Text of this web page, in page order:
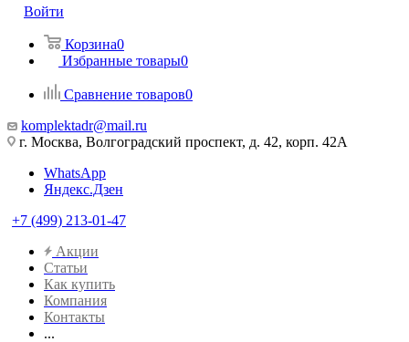
Войти
Корзина0
Избранные товары0
Сравнение товаров0
komplektadr@mail.ru
г. Москва, Волгоградский проспект, д. 42, корп. 42А
WhatsApp
Яндекс.Дзен
+7 (499) 213-01-47
Акции
Статьи
Как купить
Компания
Контакты
...